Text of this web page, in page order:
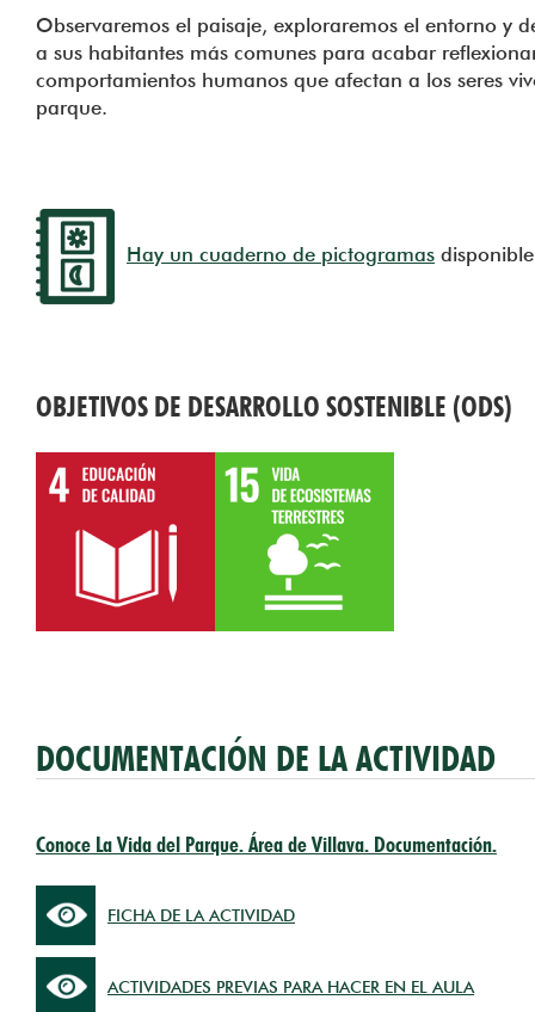
Observaremos el paisaje, exploraremos el entorno y
a sus habitantes más comunes para acabar
comportamientos humanos que afectan a los seres
parque.
Hay un cuaderno de pictogramas
OBJETIVOS DE DESARROLLO SOSTENIBLE (ODS)
DOCUMENTACIÓN DE LA ACTIVIDAD
Conoce La Vida del Parque. Área de Villava. Documentación.
FICHA DE LA ACTIVIDAD
ACTIVIDADES PREVIAS PARA HACER EN EL AULA